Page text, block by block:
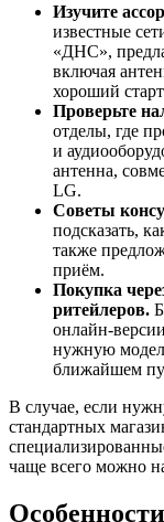
Изучите
известные
«ДНС»,
включая
хороший
Проверьте
отделы, где
и
антенна,
LG.
Советы
подсказать,
также
приём.
Покупка
ритейлеров.
онлайн-
нужную
ближайшем
В случае, если
стандартных
чаще всего можно